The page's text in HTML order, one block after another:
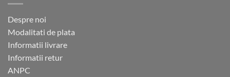
pot
fi
alese
în
Despre noi
Modalitati de plata
Informatii livrare
Informatii retur
ANPC